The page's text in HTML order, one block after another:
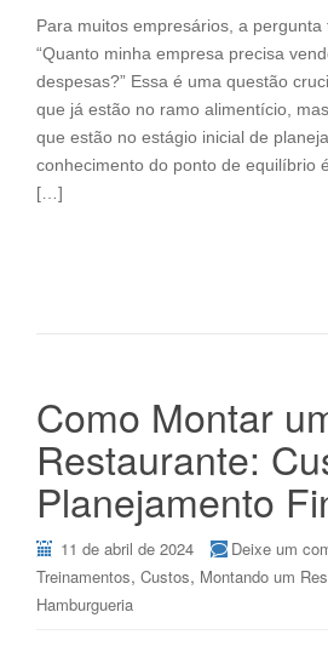
Para muitos empresários, a pergunta
“Quanto minha empresa precisa
despesas?” Essa é uma questão
que já estão no ramo alimentício,
que estão no estágio inicial de
conhecimento do ponto de equilíbrio
[…]
Como Montar
Restaurante:
Planejamento
11 de abril de 2024 Deixe um
Treinamentos, Custos, Montando um
Hamburgueria